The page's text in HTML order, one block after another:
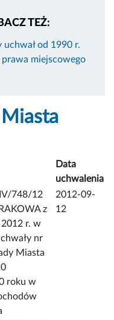
TEŻ:
uchwał od 1990 r.
miejscowego
Data
uchwalenia
748/12
z
r. w
nr
Miasta
roku w
2012-09-
12